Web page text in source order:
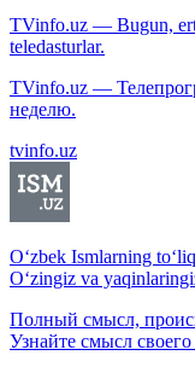
TVinfo.uz — Bugun,
teledasturlar.
TVinfo.uz —
неделю.
tvinfo.uz
O‘zbek Ismlarning
O‘zingiz va
Полный смысл,
Узнайте смысл